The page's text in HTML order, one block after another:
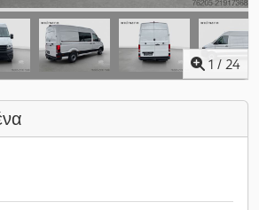
1 / 24